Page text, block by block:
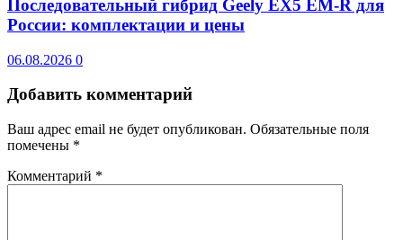
Последовательный гибрид Geely EX5 EM-R для
России: комплектации и цены
06.08.2026 0
Добавить комментарий
Ваш адрес email не будет опубликован. Обязательные поля
помечены *
Комментарий *